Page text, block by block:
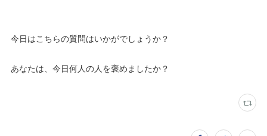
今日はこちらの質問はいかがでしょうか？
あなたは、今日何人の人を褒めましたか？